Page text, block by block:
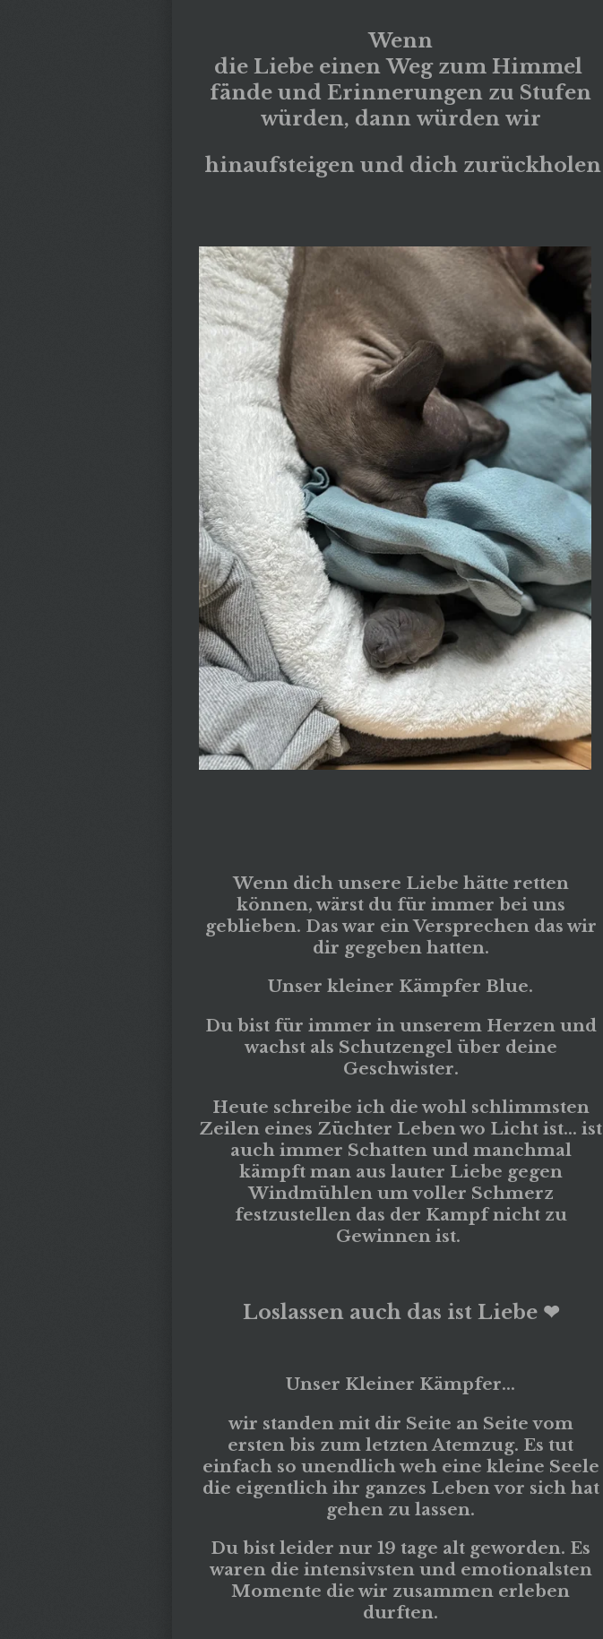
Wenn
die Liebe einen Weg zum Himmel
fände und Erinnerungen zu Stufen
würden, dann würden wir
hinaufsteigen und dich zurückholen
Wenn dich unsere Liebe hätte retten
können, wärst du für immer bei uns
geblieben. Das war ein Versprechen das wir
dir gegeben hatten.
Unser kleiner Kämpfer Blue.
Du bist für immer in unserem Herzen und
wachst als Schutzengel über deine
Geschwister.
Heute schreibe ich die wohl schlimmsten
Zeilen eines Züchter Leben wo Licht ist... ist
auch immer Schatten und manchmal
kämpft man aus lauter Liebe gegen
Windmühlen um voller Schmerz
festzustellen das der Kampf nicht zu
Gewinnen ist.
Loslassen auch das ist Liebe ❤
Unser Kleiner Kämpfer...
wir standen mit dir Seite an Seite vom
ersten bis zum letzten Atemzug. Es tut
einfach so unendlich weh eine kleine Seele
die eigentlich ihr ganzes Leben vor sich hat
gehen zu lassen.
Du bist leider nur 19 tage alt geworden. Es
waren die intensivsten und emotionalsten
Momente die wir zusammen erleben
durften.